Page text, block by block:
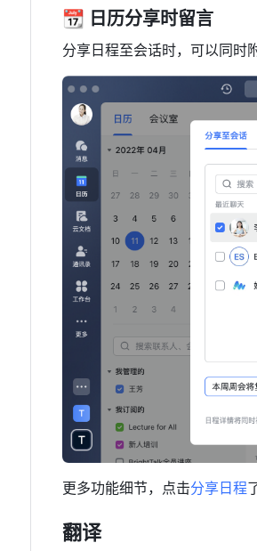
📆 日历分享时留言
分享日程至会话时，可以同时
更多功能细节，点击分享日程
翻译